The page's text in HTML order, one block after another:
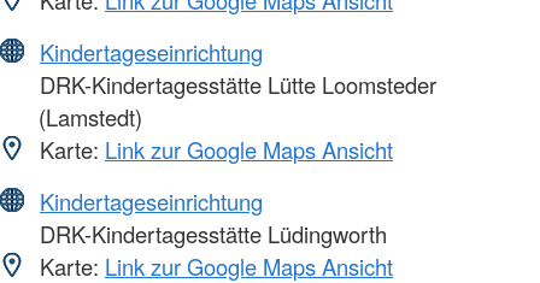
Kindertageseinrichtung
DRK-Kindertagesstätte Lütte Loomsteder
(Lamstedt)
Karte: Link zur Google Maps Ansicht
Kindertageseinrichtung
DRK-Kindertagesstätte Lüdingworth
Karte: Link zur Google Maps Ansicht